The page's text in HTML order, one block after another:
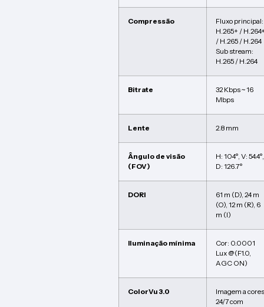
Compressão
Fluxo principal:
H.265+ /
/ H.265 / H.264
Sub stream:
H.265 / H.264
Bitrate
32 Kbps ~ 16
Mbps
Lente 2.8 mm
Ângulo de visão
(FOV)
H: 104°, V: 54.4°,
D: 126.7°
DORI
61 m (D), 24 m
(O), 12 m (R), 6
m (I)
Iluminação mínima
Cor: 0.0001
Lux @(F1.0,
AGC ON)
ColorVu 3.0
Imagem a cores
24/7 com